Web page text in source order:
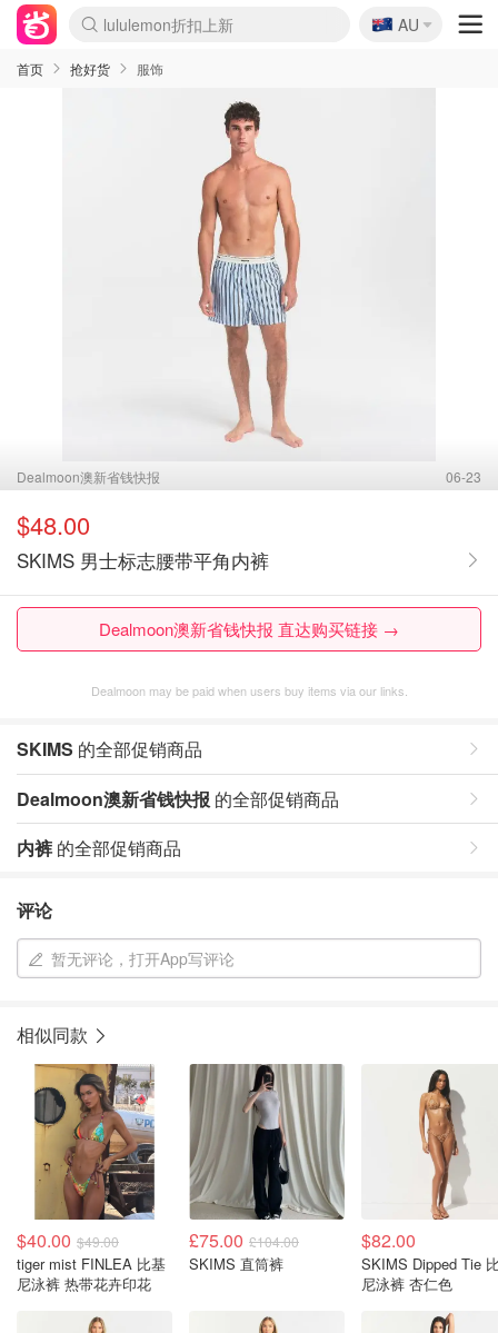
lululemon折扣上新
Sasa美妆护肤3.5折
SSENSE年中2.5折
FreshBeauty好价汇总
Cettire降价+叠9折
WWS Coles超市实拍
viagogo二手票捡漏
Myer超级周末
The Outnet奢牌1折起
David Jones 3折起
Flannels大牌1折
Perfumes Club护肤1折
AMIRO面罩$251
Amazon折扣汇总
eToro入金$200送$50
Amazon数码好物
ICONIC本周7.5折
ThedoubleF高奢地板价
Moose Knuckles 6折
丝芙兰5折起
EUFY摄像头$98
Selenichast首饰2折
Trip机票酒店促销
YSL送5件彩妆礼
Amazon家居好物
Amazon美妆护肤
雅漾大喷$8
过敏原检测盒$33
伊索独家赠50ml沐浴露
科颜氏高保湿面霜$29
SEALIFE海洋馆门票6折
丝塔芙大白罐$16
订阅Newsletter送香薰
Cult Beauty 6.8折
Harrods圣诞日历$525
LN-CC奢牌私促3折
d'Alba空姐喷雾$16
EVE LOM套装£56
Bernardelli独家4折
Adore Beauty 6折起
CT圣诞日历
Mytheresa奢品2.7折
Luxury Escapes 9折
Currentbody美容仪$881
MOON Garden Live
Roborock扫地机$649
Tingo Life水杯$24
Valentino官网5折
CR洗护套装$23
修丽可4件套$159
Myer彩妆2件7折
GANNI官网4.5折
Stylevana韩妆4折
Tessabit高奢8.5折
OGX洗发水$11
Amazon阿德莱德次日达
卡诗8.5折+赠礼
Philips Hue灯具8折
🇦🇺
AU
首页 抢好货 服饰
Dealmoon澳新省钱快报 06-23
$48.00
SKIMS 男士标志腰带平角内裤
Dealmoon澳新省钱快报 直达购买链接 →
Dealmoon may be paid when users buy items via our links.
SKIMS 的全部促销商品
Dealmoon澳新省钱快报 的全部促销商品
内裤 的全部促销商品
评论
暂无评论，打开App写评论
相似同款
$40.00 $49.00
tiger mist FINLEA 比基
尼泳裤 热带花卉印花
£75.00 £104.00
SKIMS 直筒裤
$82.00
SKIMS Dipped Tie
尼泳裤 杏仁色